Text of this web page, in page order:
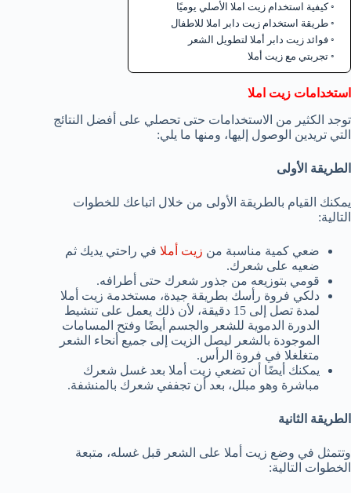
كيفية استخدام زيت املا الأصلي يوميًا
طريقة استخدام زيت دابر املا للاطفال
فوائد زيت دابر أملا لتطويل الشعر
تجربتي مع زيت أملا
استخدامات زيت املا
توجد الكثير من الاستخدامات حتى تحصلي على أفضل النتائج
التي تريدين الوصول إليها، ومنها ما يلي:
الطريقة الأولى
يمكنك القيام بالطريقة الأولى من خلال اتباعك للخطوات
التالية:
ضعي كمية مناسبة من زيت أملا في راحتي يديك ثم
ضعيه على شعرك.
قومي بتوزيعه من جذور شعرك حتى أطرافه.
دلكي فروة رأسك بطريقة جيدة، مستخدمة زيت أملا
لمدة تصل إلى 15 دقيقة، لأن ذلك يعمل على تنشيط
الدورة الدموية للشعر والجسم أيضًا وفتح المسامات
الموجودة بالشعر ليصل الزيت إلى جميع أنحاء الشعر
متغلغلا في فروة الرأس.
يمكنك أيضًا أن تضعي زيت أملا بعد غسل شعرك
مباشرة وهو مبلل، بعد أن تجففي شعرك بالمنشفة.
الطريقة الثانية
وتتمثل في وضع زيت أملا على الشعر قبل غسله، متبعة
الخطوات التالية: